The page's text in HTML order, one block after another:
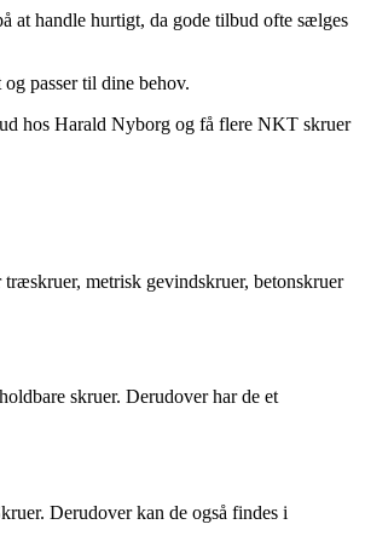
at handle hurtigt, da gode tilbud ofte sælges
passer til dine behov.
hos Harald Nyborg og få flere NKT skruer
metrisk gevindskruer, betonskruer
skruer. Derudover har de et
Derudover kan de også findes i